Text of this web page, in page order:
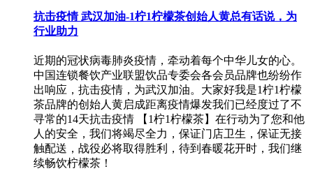
抗击疫情 武汉加油-1柠1柠檬茶创始人黄总有话说，为
行业助力
近期的冠状病毒肺炎疫情，牵动着每个中华儿女的心。
中国连锁餐饮产业联盟饮品专委会各会员品牌也纷纷作
出响应，抗击疫情，为武汉加油。大家好我是1柠1柠檬
茶品牌的创始人黄启成距离疫情爆发我们已经度过了不
寻常的14天抗击疫情 【1柠1柠檬茶】在行动为了您和他
人的安全，我们将竭尽全力，保证门店卫生，保证无接
触配送，战役必将取得胜利，待到春暖花开时，我们继
续畅饮柠檬茶！